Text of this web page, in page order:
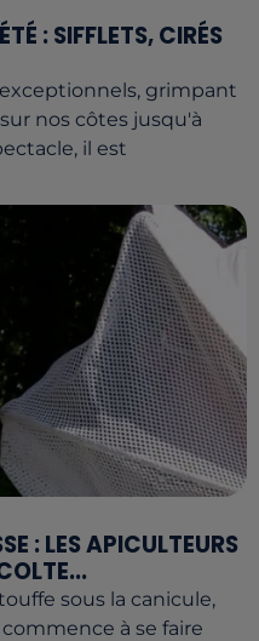
: SIFFLETS, CIRÉS
grimpant
nos côtes jusqu'à
il est
: LES APICULTEURS
sous la canicule,
à se faire